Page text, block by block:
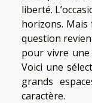
liberté.
horizons. Mais
question
pour vivre une
Voici une
grands
caractère.